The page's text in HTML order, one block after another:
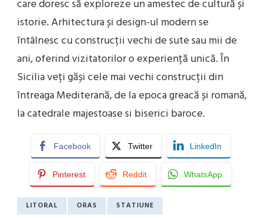
care doresc să exploreze un amestec de cultură și
istorie. Arhitectura și design-ul modern se
întâlnesc cu construcții vechi de sute sau mii de
ani, oferind vizitatorilor o experiență unică. În
Sicilia veți găși cele mai vechi construcții din
întreaga Mediterană, de la epoca greacă și romană,
la catedrale majestoase si biserici baroce.
Facebook Twitter LinkedIn
Pinterest Reddit WhatsApp
LITORAL ORAS STATIUNE